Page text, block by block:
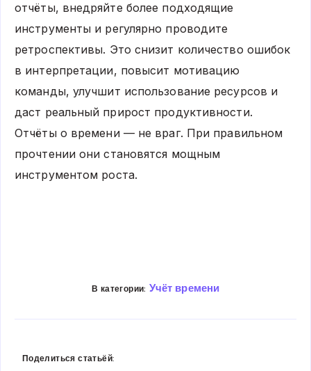
отчёты, внедряйте более подходящие
инструменты и регулярно проводите
ретроспективы. Это снизит количество ошибок
в интерпретации, повысит мотивацию
команды, улучшит использование ресурсов и
даст реальный прирост продуктивности.
Отчёты о времени — не враг. При правильном
прочтении они становятся мощным
инструментом роста.
В категории: Учёт времени
Поделиться статьёй: